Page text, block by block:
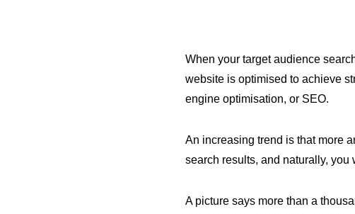
When your target audience
website is optimised to achieve
engine optimisation, or SEO.
An increasing trend is that more
search results, and naturally,
A picture says more than a